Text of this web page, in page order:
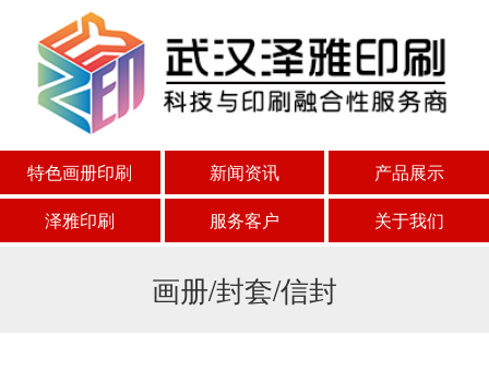
特色画册印刷 新闻资讯
产品展示
泽雅印刷
服务客户 关于我们
画册/封套/信封